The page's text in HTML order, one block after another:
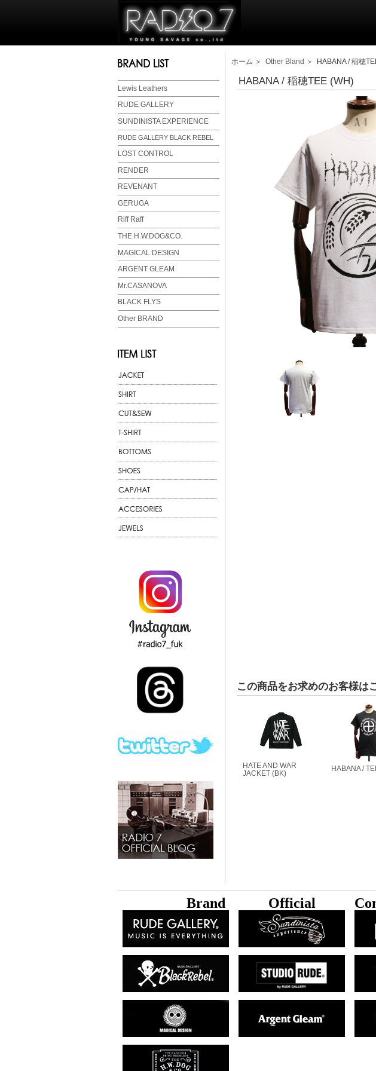
Lewis Leathers
RUDE GALLERY
SUNDINISTA EXPERIENCE
RUDE GALLERY BLACK REBEL
LOST CONTROL
RENDER
REVENANT
GERUGA
Riff Raff
THE H.W.DOG&CO.
MAGICAL DESIGN
ARGENT GLEAM
Mr.CASANOVA
BLACK FLYS
Other BRAND
ホーム ＞ Other Bland ＞ HABANA / 稲穂
HABANA / 稲穂TEE (WH)
この商品をお求めのお客様は
HATE AND WAR
JACKET (BK)
HABANA /
Brand Official